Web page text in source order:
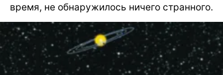
время, не обнаружилось ничего странного.